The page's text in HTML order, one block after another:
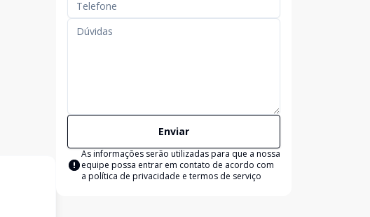
Enviar
As informações serão utilizadas para que a nossa
equipe possa entrar em contato de acordo com
a política de privacidade e termos de serviço